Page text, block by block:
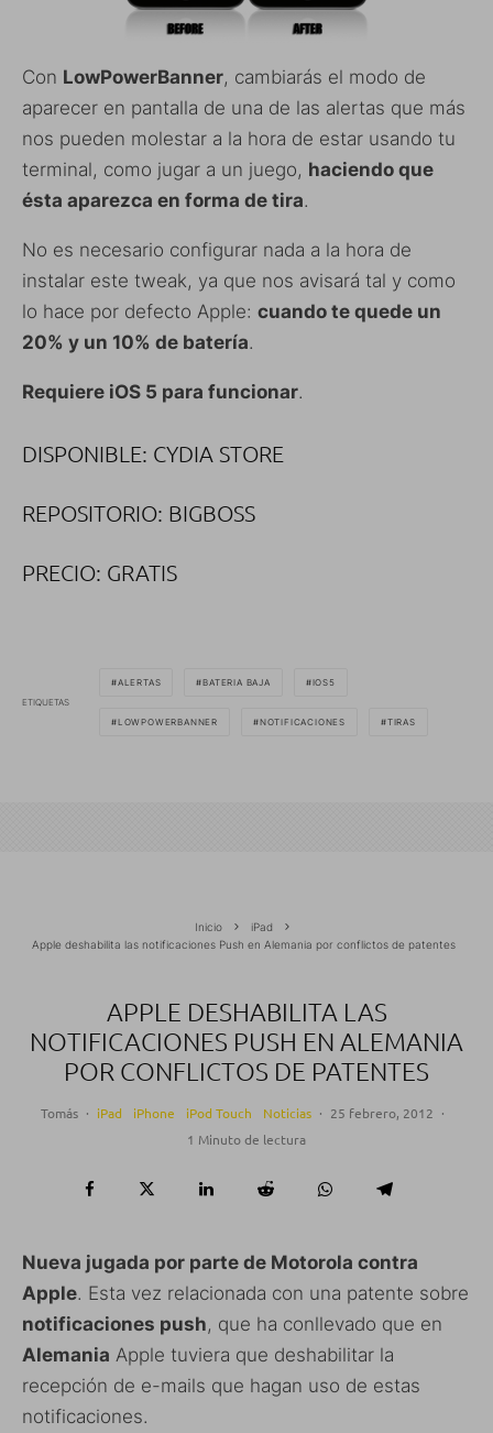
Con LowPowerBanner, cambiarás el modo de
aparecer en pantalla de una de las alertas que más
nos pueden molestar a la hora de estar usando tu
terminal, como jugar a un juego, haciendo que
ésta aparezca en forma de tira.
No es necesario configurar nada a la hora de
instalar este tweak, ya que nos avisará tal y como
lo hace por defecto Apple: cuando te quede un
20% y un 10% de batería.
Requiere iOS 5 para funcionar.
DISPONIBLE: CYDIA STORE
REPOSITORIO: BIGBOSS
PRECIO: GRATIS
ETIQUETAS
ALERTAS BATERIA BAJA IOS5
LOWPOWERBANNER NOTIFICACIONES TIRAS
Inicio
iPad
Apple deshabilita las notificaciones Push en Alemania por conflictos de patentes
APPLE DESHABILITA LAS
NOTIFICACIONES PUSH EN ALEMANIA
POR CONFLICTOS DE PATENTES
Tomás · iPad iPhone iPod Touch Noticias · 25 febrero, 2012 ·
1 Minuto de lectura
Nueva jugada por parte de Motorola contra
Apple. Esta vez relacionada con una patente sobre
notificaciones push, que ha conllevado que en
Alemania Apple tuviera que deshabilitar la
recepción de e-mails que hagan uso de estas
notificaciones.